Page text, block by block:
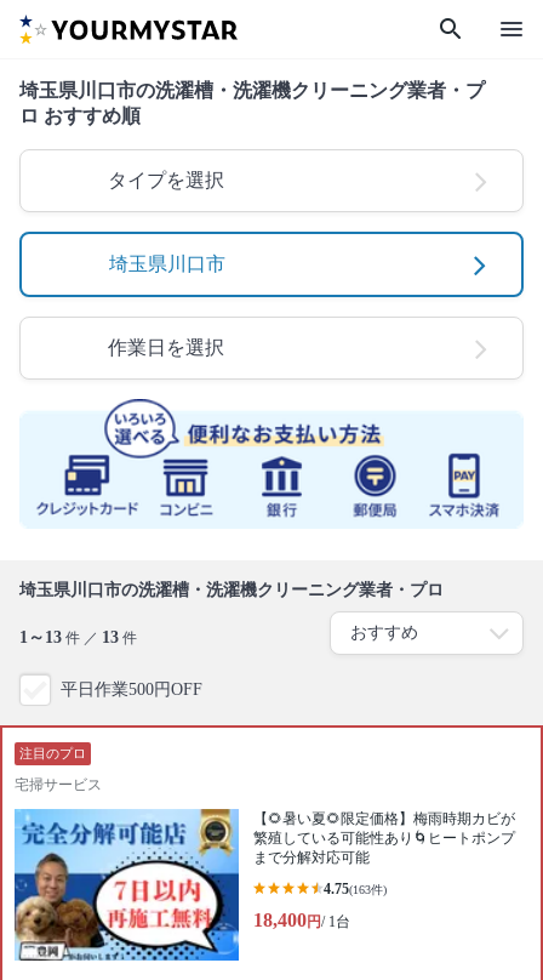
search menu
埼玉県川口市の洗濯槽・洗濯機クリーニング業者・プ
ロ おすすめ順
タイプを選択
埼玉県川口市
作業日を選択
埼玉県川口市の洗濯槽・洗濯機クリーニング業者・プロ
1～13 件 ／ 13 件
平日作業500円OFF
注目のプロ
宅掃サービス
【🌻暑い夏🌻限定価格】梅雨時期カビが
繁殖している可能性あり🌀ヒートポンプ
まで分解対応可能
4.75(163件)
18,400円/ 1台